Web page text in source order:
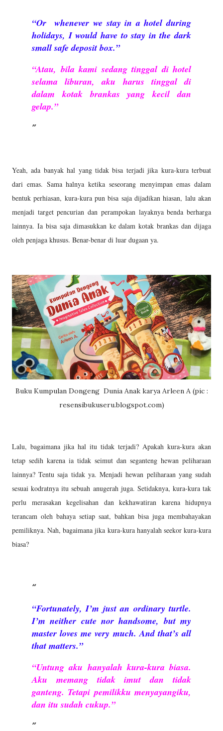
“Or
whenever we stay in a hotel during
holidays, I would have to stay in the dark
small safe deposit box.”
“Atau, bila kami sedang tinggal di hotel
selama liburan, aku harus tinggal di
dalam kotak brankas yang kecil dan
gelap.”
Yeah, ada banyak hal yang tidak bisa terjadi jika kura-kura terbuat
dari emas. Sama halnya ketika seseorang menyimpan emas dalam
bentuk perhiasan, kura-kura pun bisa saja dijadikan hiasan, lalu akan
menjadi target pencurian dan perampokan layaknya benda berharga
lainnya. Ia bisa saja dimasukkan ke dalam kotak brankas dan dijaga
oleh penjaga khusus. Benar-benar di luar dugaan ya.
Buku Kumpulan Dongeng Dunia Anak karya Arleen A (pic :
resensibukuseru.blogspot.com)
Lalu, bagaimana jika hal itu tidak terjadi? Apakah kura-kura akan
tetap sedih karena ia tidak seimut dan seganteng hewan peliharaan
lainnya? Tentu saja tidak ya. Menjadi hewan peliharaan yang sudah
sesuai kodratnya itu sebuah anugerah juga. Setidaknya, kura-kura tak
perlu merasakan kegelisahan dan kekhawatiran karena hidupnya
terancam oleh bahaya setiap saat, bahkan bisa juga membahayakan
pemiliknya. Nah, bagaimana jika kura-kura hanyalah seekor kura-kura
biasa?
“Fortunately, I’m just an ordinary turtle.
I’m neither cute nor handsome, but my
master loves me very much. And that’s all
that matters.”
“Untung aku hanyalah kura-kura biasa.
Aku memang tidak imut dan tidak
ganteng. Tetapi pemilikku menyayangiku,
dan itu sudah cukup.”